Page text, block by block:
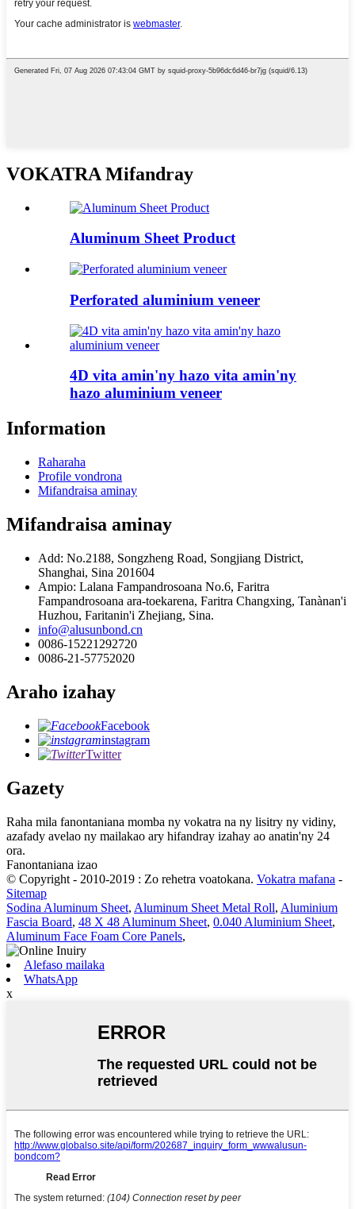
VOKATRA Mifandray
Aluminum Sheet Product
Perforated aluminium veneer
4D vita amin'ny hazo vita amin'ny
hazo aluminium veneer
Information
Raharaha
Profile vondrona
Mifandraisa aminay
Mifandraisa aminay
Add: No.2188, Songzheng Road, Songjiang District,
Shanghai, Sina 201604
Ampio: Lalana Fampandrosoana No.6, Faritra
Fampandrosoana ara-toekarena, Faritra Changxing, Tanànan'i
Huzhou, Faritanin'i Zhejiang, Sina.
info@alusunbond.cn
0086-15221292720
0086-21-57752020
Araho izahay
Facebook
instagram
Twitter
Gazety
Raha mila fanontaniana momba ny vokatra na ny lisitry ny vidiny,
azafady avelao ny mailakao ary hifandray izahay ao anatin'ny 24
ora.
Fanontaniana izao
© Copyright - 2010-2019 : Zo rehetra voatokana. Vokatra mafana -
Sitemap
Sodina Aluminum Sheet, Aluminum Sheet Metal Roll, Aluminium
Fascia Board, 48 X 48 Aluminum Sheet, 0.040 Aluminium Sheet,
Aluminum Face Foam Core Panels,
Alefaso mailaka
WhatsApp
x